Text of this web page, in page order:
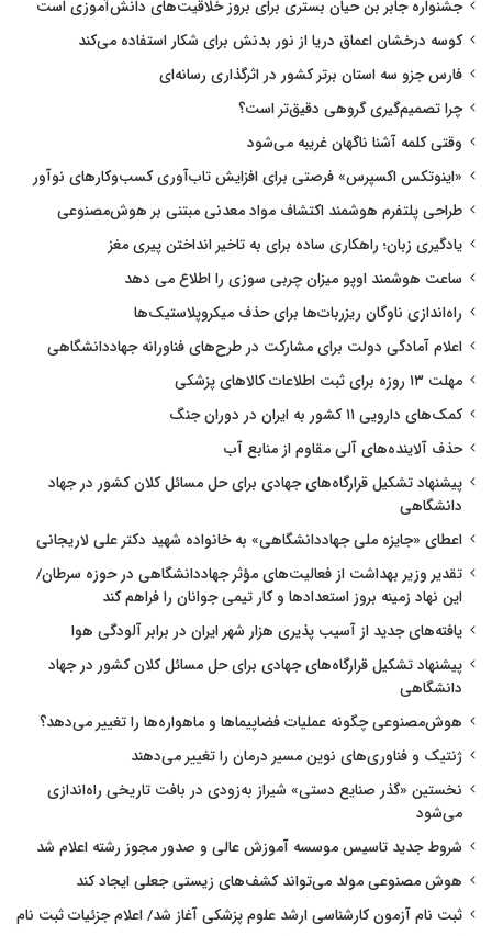
جشنواره جابر بن حیان بستری برای بروز خلاقیت‌های دانش‌آموزی است
کوسه درخشان اعماق دریا از نور بدنش برای شکار استفاده می‌کند
فارس جزو سه استان برتر کشور در اثرگذاری رسانه‌ای
چرا تصمیم‌گیری گروهی دقیق‌تر است؟
وقتی کلمه آشنا ناگهان غریبه می‌شود
«اینوتکس اکسپرس» فرصتی برای افزایش تاب‌آوری کسب‌وکارهای نوآور
طراحی پلتفرم هوشمند اکتشاف مواد معدنی مبتنی بر هوش‌مصنوعی
یادگیری زبان؛ راهکاری ساده برای به تاخیر انداختن پیری مغز
ساعت هوشمند اوپو میزان چربی سوزی را اطلاع می دهد
راه‌اندازی ناوگان ریزربات‌ها برای حذف میکروپلاستیک‌ها
اعلام آمادگی دولت برای مشارکت در طرح‌های فناورانه جهاددانشگاهی
مهلت ۱۳ روزه برای ثبت اطلاعات کالاهای پزشکی
کمک‌های دارویی ۱۱ کشور به ایران در دوران جنگ
حذف آلاینده‌های آلی مقاوم از منابع آب
پیشنهاد تشکیل قرارگاه‌های جهادی برای حل مسائل کلان کشور در جهاد
دانشگاهی
اعطای «جایزه ملی جهاددانشگاهی» به خانواده شهید دکتر علی لاریجانی
تقدیر وزیر بهداشت از فعالیت‌های مؤثر جهاددانشگاهی در حوزه سرطان/
این نهاد زمینه بروز استعدادها و کار تیمی جوانان را فراهم کند
یافته‌های جدید از آسیب پذیری هزار شهر ایران در برابر آلودگی هوا
پیشنهاد تشکیل قرارگاه‌های جهادی برای حل مسائل کلان کشور در جهاد
دانشگاهی
هوش‌مصنوعی چگونه عملیات فضاپیماها و ماهواره‌ها را تغییر می‌دهد؟
ژنتیک و فناوری‌های نوین مسیر درمان را تغییر می‌دهند
نخستین «گذر صنایع دستی» شیراز به‌زودی در بافت تاریخی راه‌اندازی
می‌شود
شروط جدید تاسیس موسسه آموزش عالی و صدور مجوز رشته اعلام شد
هوش مصنوعی مولد می‌تواند کشف‌های زیستی جعلی ایجاد کند
ثبت نام آزمون کارشناسی ارشد علوم پزشکی آغاز شد/ اعلام جزئیات ثبت نام